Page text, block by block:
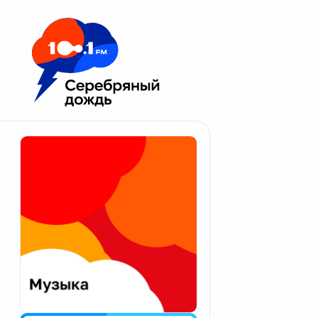
Москва 100.1 FM
Апатиты
Екатеринбург
Калининград
Калуга